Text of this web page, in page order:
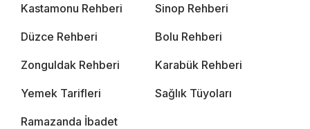
Kastamonu Rehberi Sinop Rehberi
Düzce Rehberi Bolu Rehberi
Zonguldak Rehberi Karabük Rehberi
Yemek Tarifleri Sağlık Tüyoları
Ramazanda İbadet